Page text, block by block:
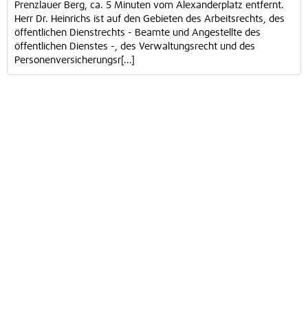
Prenzlauer Berg, ca. 5 Minuten vom Alexanderplatz entfernt.
Herr Dr. Heinrichs ist auf den Gebieten des Arbeitsrechts, des
öffentlichen Dienstrechts - Beamte und Angestellte des
öffentlichen Dienstes -, des Verwaltungsrecht und des
Personenversicherungsr[...]